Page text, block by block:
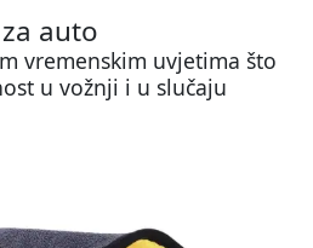
auto
vremenskim uvjetima što
u vožnji i u slučaju